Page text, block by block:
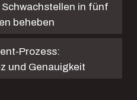
in fünf
beheben
Prozess:
und Genauigkeit